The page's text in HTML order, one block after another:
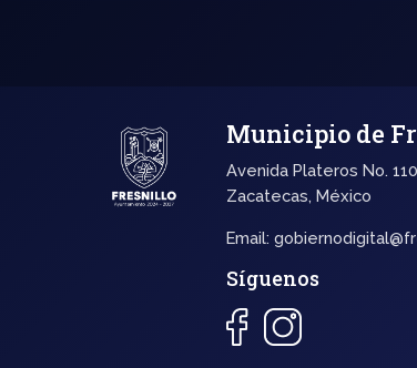
Municipio de
Avenida Plateros No.
Zacatecas, México
Email:
Síguenos